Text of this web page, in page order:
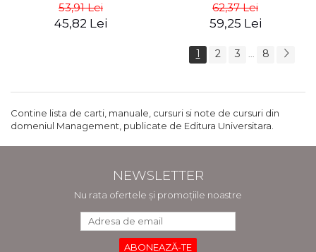
53,91 Lei
45,82 Lei
Sinek
62,37 Lei
59,25 Lei
1 2 3 ... 8
Contine lista de carti, manuale, cursuri si note de cursuri din
domeniul Management, publicate de Editura Universitara.
NEWSLETTER
Nu rata ofertele și promoțiile noastre